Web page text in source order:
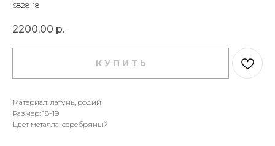
S828-18
2200,00 р.
К У П И Т Ь
Материал: латунь, родий
Размер: 18-19
Цвет металла: серебряный